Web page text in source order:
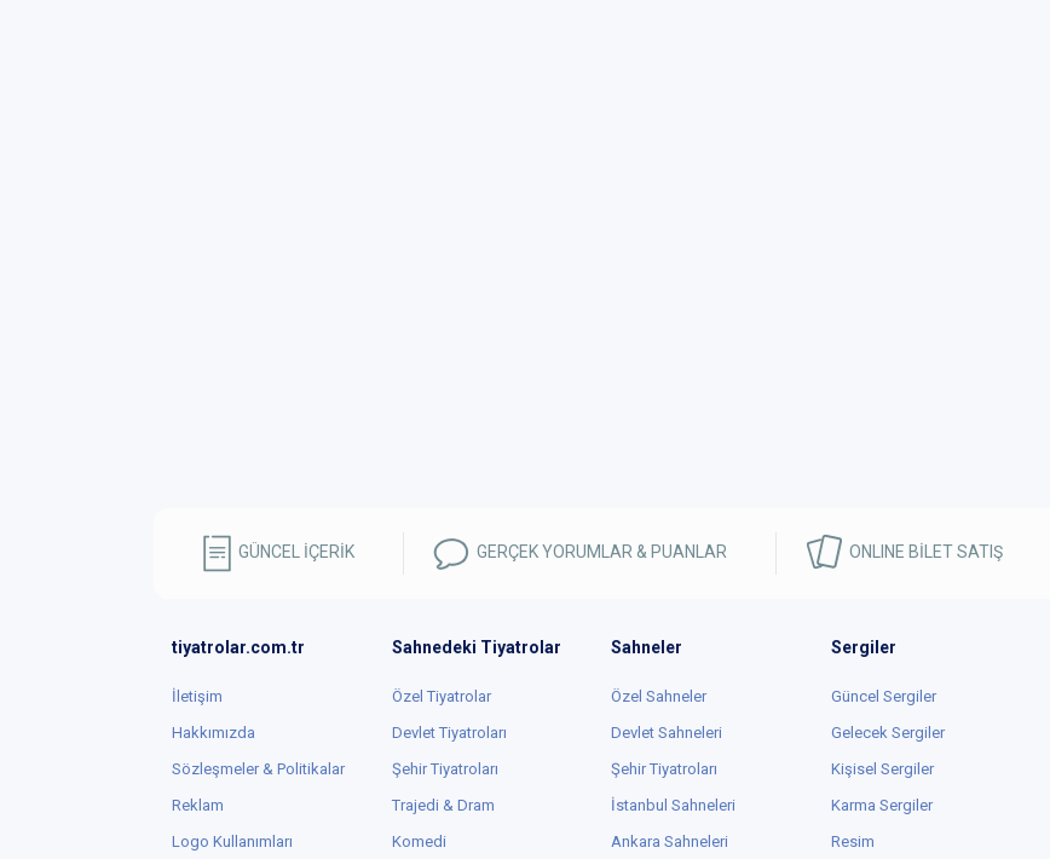
GÜNCEL İÇERİK GERÇEK YORUMLAR & PUANLAR ONLINE BİLET SATIŞ
tiyatrolar.com.tr
İletişim
Hakkımızda
Sözleşmeler & Politikalar
Reklam
Logo Kullanımları
Sahnedeki Tiyatrolar
Özel Tiyatrolar
Devlet Tiyatroları
Şehir Tiyatroları
Trajedi & Dram
Komedi
Sahneler
Özel Sahneler
Devlet Sahneleri
Şehir Tiyatroları
İstanbul Sahneleri
Ankara Sahneleri
Sergiler
Güncel Sergiler
Gelecek Sergiler
Kişisel Sergiler
Karma Sergiler
Resim